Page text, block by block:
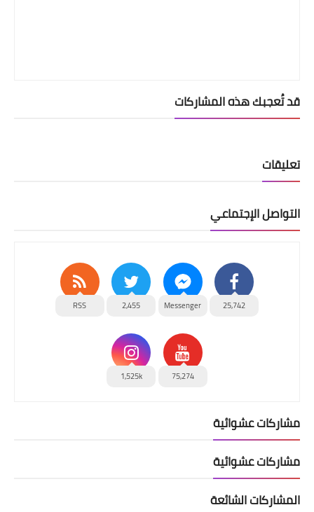
قد تُعجبك هذه المشاركات
تعليقات
التواصل الإجتماعي
25,742
Messenger
2,455
RSS
75,274
1,525k
مشاركات عشوائية
مشاركات عشوائية
المشاركات الشائعة